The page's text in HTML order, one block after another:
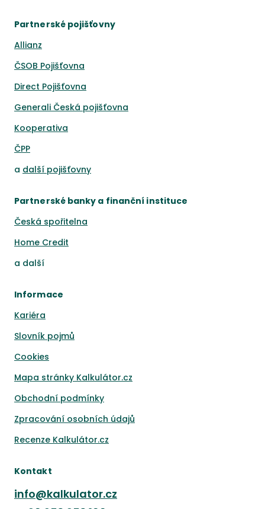
Partnerské pojišťovny
Allianz
ČSOB Pojišťovna
Direct Pojišťovna
Generali Česká pojišťovna
Kooperativa
ČPP
a další pojišťovny
Partnerské banky a finanční instituce
Česká spořitelna
Home Credit
a další
Informace
Kariéra
Slovník pojmů
Cookies
Mapa stránky Kalkulátor.cz
Obchodní podmínky
Zpracování osobních údajů
Recenze Kalkulátor.cz
Kontakt
info@kalkulator.cz